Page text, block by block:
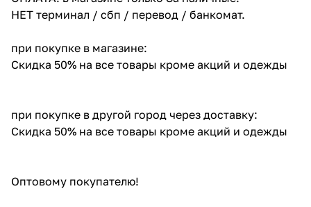
НЕТ терминал / сбп / перевод / банкомат.
при покупке в магазине:
Скидка 50% на все товары кроме акций и одежды
при покупке в другой город через доставку:
Скидка 50% на все товары кроме акций и одежды
Оптовому покупателю!